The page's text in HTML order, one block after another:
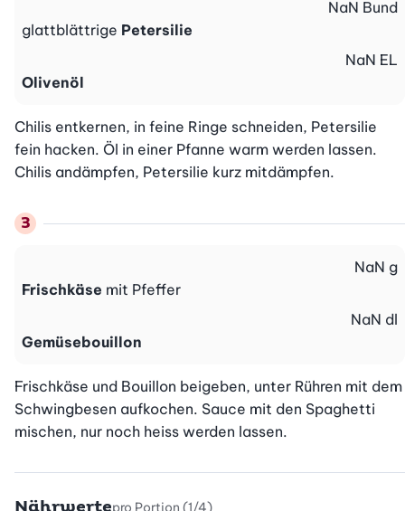
glattblättrige Petersilie
NaN Bund
Olivenöl
NaN EL
Chilis entkernen, in feine Ringe schneiden, Petersilie
fein hacken. Öl in einer Pfanne warm werden lassen.
Chilis andämpfen, Petersilie kurz mitdämpfen.
Frischkäse mit Pfeffer
NaN g
Gemüsebouillon
NaN dl
Frischkäse und Bouillon beigeben, unter Rühren mit dem
Schwingbesen aufkochen. Sauce mit den Spaghetti
mischen, nur noch heiss werden lassen.
pro Portion (1/4)